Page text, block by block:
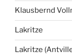
Klausbernd
Lakritze
Lakritze